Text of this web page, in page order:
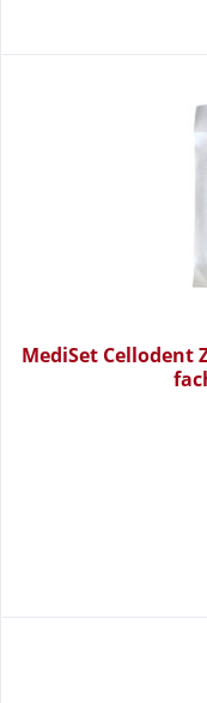
MediSet Cellodent